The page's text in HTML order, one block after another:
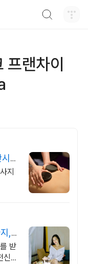
랜차이
장
,
받
신